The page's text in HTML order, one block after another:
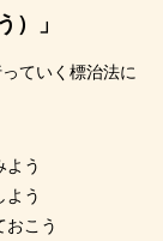
）」
ていく標治法に
よう
よう
おこう